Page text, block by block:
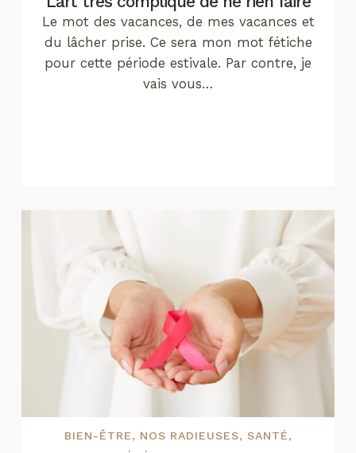
Le mot des vacances, de mes vacances et
du lâcher prise. Ce sera mon mot fétiche
pour cette période estivale. Par contre, je
vais vous…
BIEN-ÊTRE, NOS RADIEUSES, SANTÉ,